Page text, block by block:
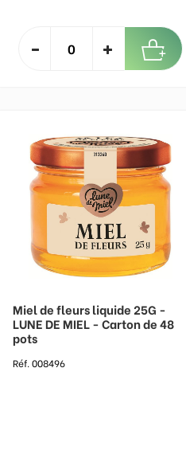
Miel de fleurs liquide 25G -
LUNE DE MIEL - Carton de 48
pots
Réf. 008496